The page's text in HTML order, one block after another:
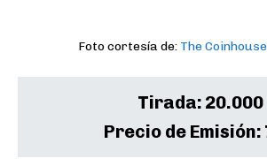
Foto cortesía de: The
Tirada: 20.000
Precio de Emisión: